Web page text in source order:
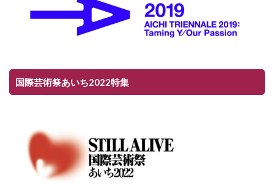
国際芸術祭あいち2022特集